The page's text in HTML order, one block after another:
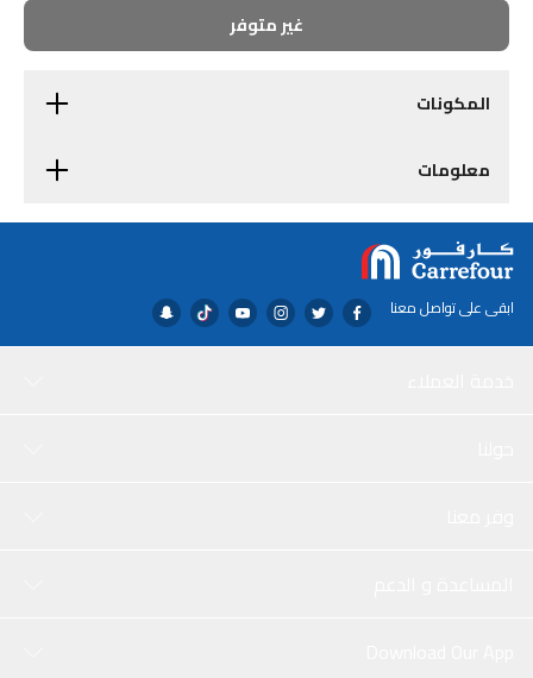
غير متوفر
المكونات
معلومات
ابقى على تواصل معنا